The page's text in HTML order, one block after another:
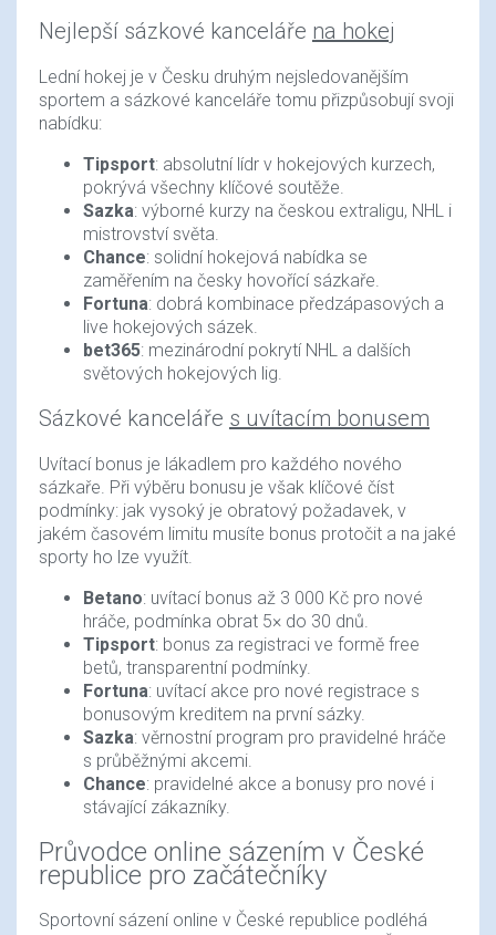
Nejlepší sázkové kanceláře na hokej
Lední hokej je v Česku druhým nejsledovanějším
sportem a sázkové kanceláře tomu přizpůsobují svoji
nabídku:
Tipsport: absolutní lídr v hokejových kurzech,
pokrývá všechny klíčové soutěže.
Sazka: výborné kurzy na českou extraligu, NHL i
mistrovství světa.
Chance: solidní hokejová nabídka se
zaměřením na česky hovořící sázkaře.
Fortuna: dobrá kombinace předzápasových a
live hokejových sázek.
bet365: mezinárodní pokrytí NHL a dalších
světových hokejových lig.
Sázkové kanceláře s uvítacím bonusem
Uvítací bonus je lákadlem pro každého nového
sázkaře. Při výběru bonusu je však klíčové číst
podmínky: jak vysoký je obratový požadavek, v
jakém časovém limitu musíte bonus protočit a na jaké
sporty ho lze využít.
Betano: uvítací bonus až 3 000 Kč pro nové
hráče, podmínka obrat 5× do 30 dnů.
Tipsport: bonus za registraci ve formě free
betů, transparentní podmínky.
Fortuna: uvítací akce pro nové registrace s
bonusovým kreditem na první sázky.
Sazka: věrnostní program pro pravidelné hráče
s průběžnými akcemi.
Chance: pravidelné akce a bonusy pro nové i
stávající zákazníky.
Průvodce online sázením v České
republice pro začátečníky
Sportovní sázení online v České republice podléhá